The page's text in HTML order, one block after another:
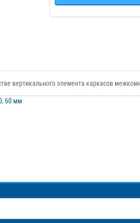
вертикального элемента каркасов
, 60 мм